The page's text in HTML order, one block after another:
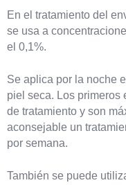
En el tratamiento del
se usa a
el 0,1%.
Se aplica por la noche
piel seca. Los primeros
de tratamiento y son
aconsejable un
por semana.
También se puede